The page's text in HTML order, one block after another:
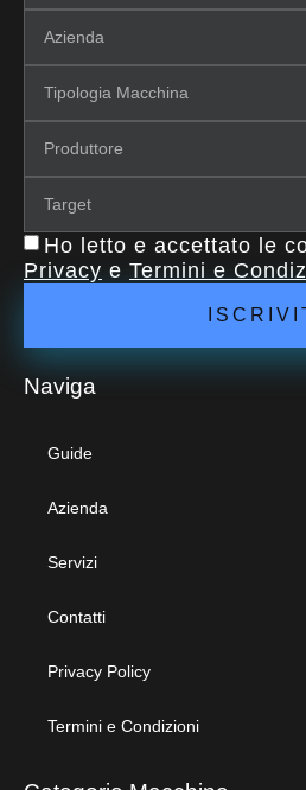
Ho letto e accettato le
Privacy e Termini e
Naviga
Guide
Azienda
Servizi
Contatti
Privacy Policy
Termini e Condizioni